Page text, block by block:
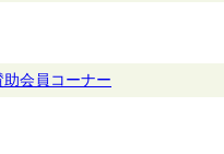
助会員コーナー